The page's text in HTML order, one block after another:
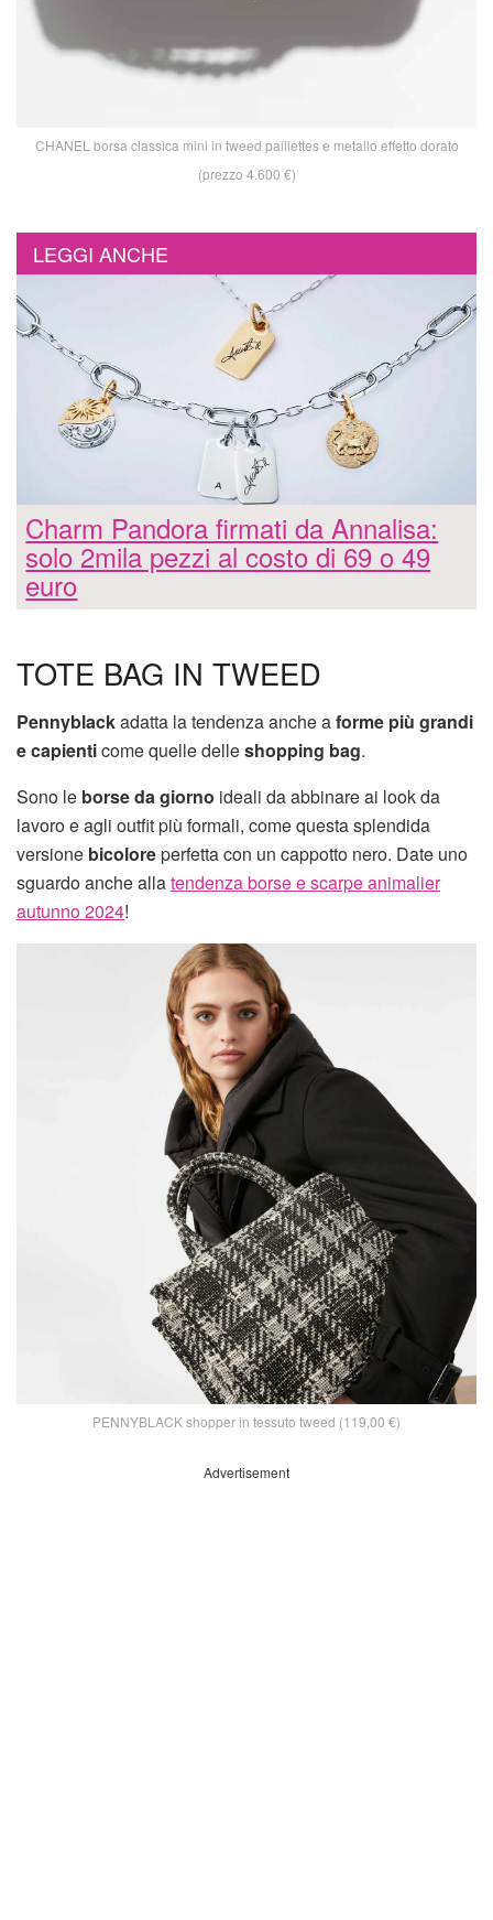
CHANEL borsa classica mini in tweed paillettes e metallo effetto dorato
(prezzo 4.600 €)
LEGGI ANCHE
Charm Pandora firmati da Annalisa:
solo 2mila pezzi al costo di 69 o 49
euro
TOTE BAG IN TWEED
Pennyblackadatta la tendenza anche aforme più grandi
e capienticome quelle delleshopping bag.
Sono le borse da giorno ideali da abbinare ai look da
lavoro e agli outfit più formali, come questa splendida
versione bicoloreperfetta con un cappotto nero. Date uno
sguardo anche allatendenza borse e scarpe animalier
autunno 2024!
PENNYBLACK shopper in tessuto tweed (119,00 €)
Advertisement